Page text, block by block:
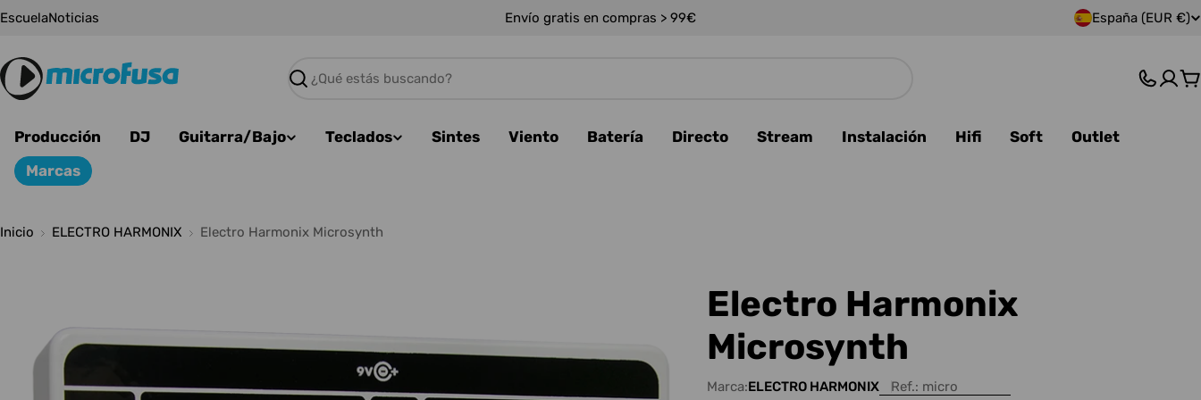
Saltar
EscuelaNoticias Envío gratis en compras > 99€
P
s
España (EUR €)
Buscar
Producción DJ Guitarra/Bajo Teclados Sintes Viento Batería Directo Stream Instalación Hifi Soft
Outlet
Marcas
Inicio ELECTRO HARMONIX Electro Harmonix Microsynth
Electro Harmonix
Microsynth
Marca:ELECTRO HARMONIX Ref.: micro